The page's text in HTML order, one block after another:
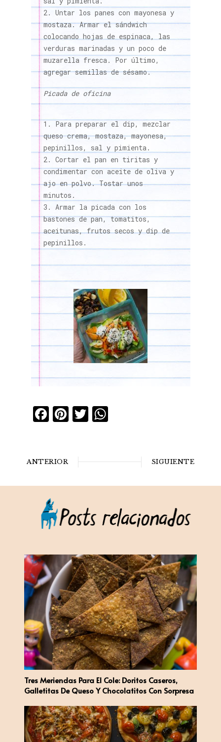
Untar los panes con mayonesa y
mostaza. Armar el sándwich
colocando hojas de espinaca, las
verduras marinadas y un poco de
muzarella fresca. Por último,
agregar semillas de sésamo.
Picada de oficina
Para preparar el dip, mezclar
queso crema, mostaza, mayonesa,
pepinillos, sal y pimienta.
Cortar el pan en tiritas y
condimentar con aceite de oliva y
ajo en polvo. Tostar unos
minutos.
Armar la picada con los
bastones de pan, tomatitos,
aceitunas, frutos secos y dip de
pepinillos.
Facebook
Pinterest
Twitter
WhatsApp
ANTERIOR SIGUIENTE
Tres Meriendas Para El Cole: Doritos Caseros,
Galletitas De Queso Y Chocolatitos Con Sorpresa